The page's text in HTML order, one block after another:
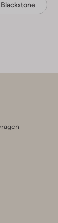
Blackstone